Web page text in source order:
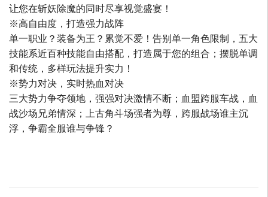
让您在斩妖除魔的同时尽享视觉盛宴！
※高自由度，打造强力战阵
单一职业？装备为王？累觉不爱！告别单一角色限制，五大
技能系近百种技能自由搭配，打造属于您的组合；摆脱单调
和传统，多样玩法提升实力！
※势力对决，实时热血对决
三大势力争夺领地，强强对决激情不断；血盟跨服车战，血
战沙场兄弟情深；上古角斗场强者为尊，跨服战场谁主沉
浮，争霸全服谁与争锋？